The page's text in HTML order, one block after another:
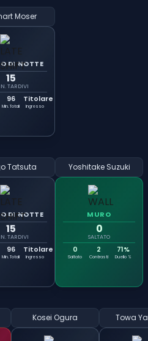
Moser
DI NOTTE
15
TARDIVI
96
Min. Totali
Titolare
Ingresso
Tatsuta
DI NOTTE
15
TARDIVI
96
Min. Totali
Titolare
Ingresso
Yoshitake Suzuki
MURO
0
SALTATO
0
Saltato
2
Contrasti
71%
Duello %
Kosei Ogura Towa